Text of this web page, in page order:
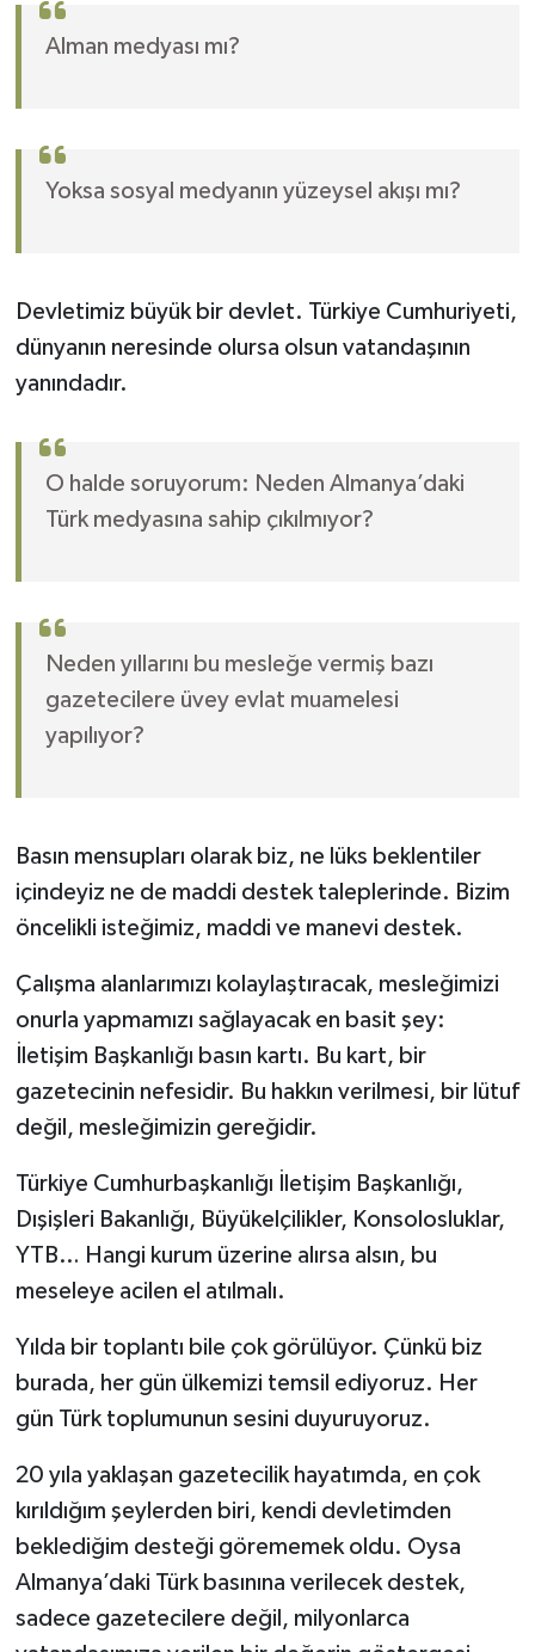
Alman medyası mı?
Yoksa sosyal medyanın yüzeysel akışı mı?
Devletimiz büyük bir devlet. Türkiye Cumhuriyeti,
dünyanın neresinde olursa olsun vatandaşının
yanındadır.
O halde soruyorum: Neden Almanya’daki
Türk medyasına sahip çıkılmıyor?
Neden yıllarını bu mesleğe vermiş bazı
gazetecilere üvey evlat muamelesi
yapılıyor?
Basın mensupları olarak biz, ne lüks beklentiler
içindeyiz ne de maddi destek taleplerinde. Bizim
öncelikli isteğimiz, maddi ve manevi destek.
Çalışma alanlarımızı kolaylaştıracak, mesleğimizi
onurla yapmamızı sağlayacak en basit şey:
İletişim Başkanlığı basın kartı. Bu kart, bir
gazetecinin nefesidir. Bu hakkın verilmesi, bir lütuf
değil, mesleğimizin gereğidir.
Türkiye Cumhurbaşkanlığı İletişim Başkanlığı,
Dışişleri Bakanlığı, Büyükelçilikler, Konsolosluklar,
YTB… Hangi kurum üzerine alırsa alsın, bu
meseleye acilen el atılmalı.
Yılda bir toplantı bile çok görülüyor. Çünkü biz
burada, her gün ülkemizi temsil ediyoruz. Her
gün Türk toplumunun sesini duyuruyoruz.
20 yıla yaklaşan gazetecilik hayatımda, en çok
kırıldığım şeylerden biri, kendi devletimden
beklediğim desteği görememek oldu. Oysa
Almanya’daki Türk basınına verilecek destek,
sadece gazetecilere değil, milyonlarca